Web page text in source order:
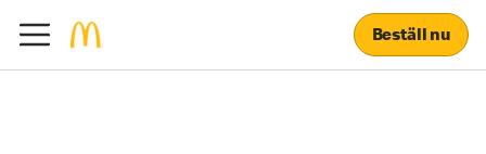
Beställ nu